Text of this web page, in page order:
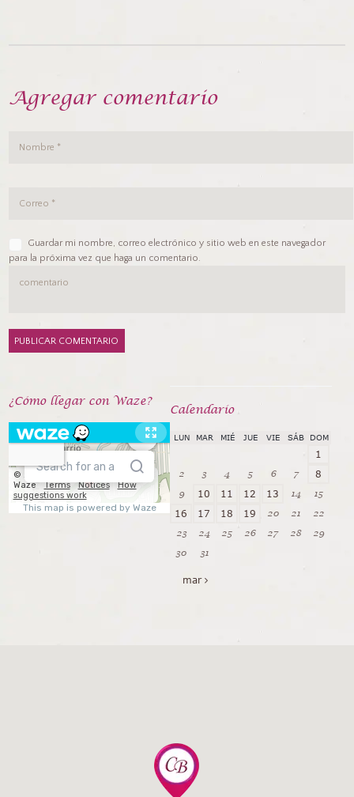
Agregar comentario
Guardar mi nombre, correo electrónico y sitio web en este navegador
para la próxima vez que haga un comentario.
¿Cómo llegar con Waze?
Calendarío
LUN MAR MIÉ JUE VIE SÁB DOM
1
2 3 4 5 6 7 8
9 10 11 12 13 14 15
16 17 18 19 20 21
22
23
24 25 26 27 28
29
30
31
mar